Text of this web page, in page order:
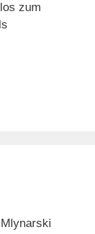
zum